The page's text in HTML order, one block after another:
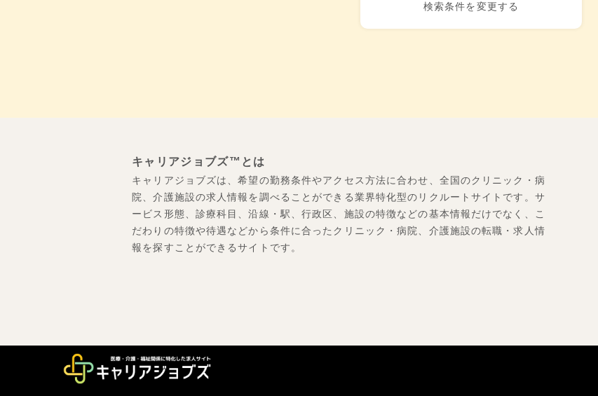
検索条件を変更する
キャリアジョブズ™とは
キャリアジョブズは、希望の勤務条件やアクセス方法に合わせ、全国のクリニック・病
院、介護施設の求人情報を調べることができる業界特化型のリクルートサイトです。サ
ービス形態、診療科目、沿線・駅、行政区、施設の特徴などの基本情報だけでなく、こ
だわりの特徴や待遇などから条件に合ったクリニック・病院、介護施設の転職・求人情
報を探すことができるサイトです。